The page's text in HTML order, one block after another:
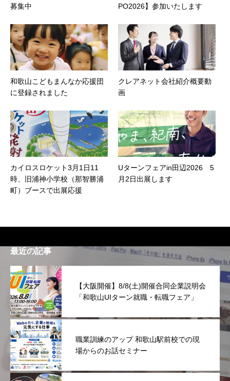
募集中
PO2026】参加いたします
和歌山こどもまんなか応援団
に登録されました
クレアネット会社紹介概要動
画
カイロスロケット3月1日11
時、旧浦神小学校（那智勝浦
町）ブースで出展応援
Uターンフェアin田辺2026 5
月2日出展します
最近の記事
【大阪開催】8/8(土)開催合同企業説明会
「和歌山UIターン就職・転職フェア」
職業訓練のアップ 和歌山駅前校での現
場からのお話セミナー